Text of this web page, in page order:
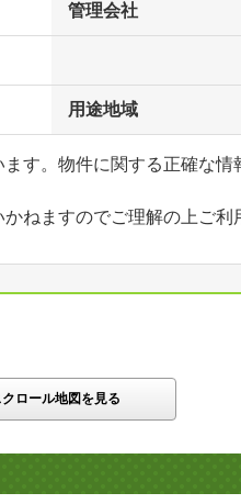
管理会社
用途地域
ます。物件に関する正確な
ねますのでご理解の上ご利
クロール地図を見る